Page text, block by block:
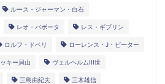
ルース・ジャーマン・白石
レオ・バボータ レス・ギブリン
ロルフ・ドベリ ローレンス・J・ピーター
キー貝山 ヴェルヘルムIII世
三島由紀夫 三木雄信